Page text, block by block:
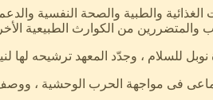
والطبية والصحة النفسية والدعم
والمتضررين من الكوارث الطبيعية
فى مواجهة الحرب الوحشية ،